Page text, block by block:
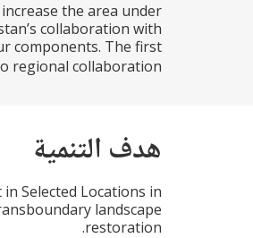
the area under
collaboration with
components. The first
collaboration...
هدف التنمية
Selected Locations in
landscape
restoration.